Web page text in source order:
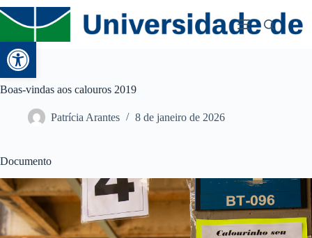
Abrir a barra de ferramentas
Boas-vindas aos calouros 2019
Patrícia Arantes 8 de janeiro de 2026
Documento